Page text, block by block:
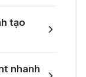
thủ đắc
tạo
nhanh